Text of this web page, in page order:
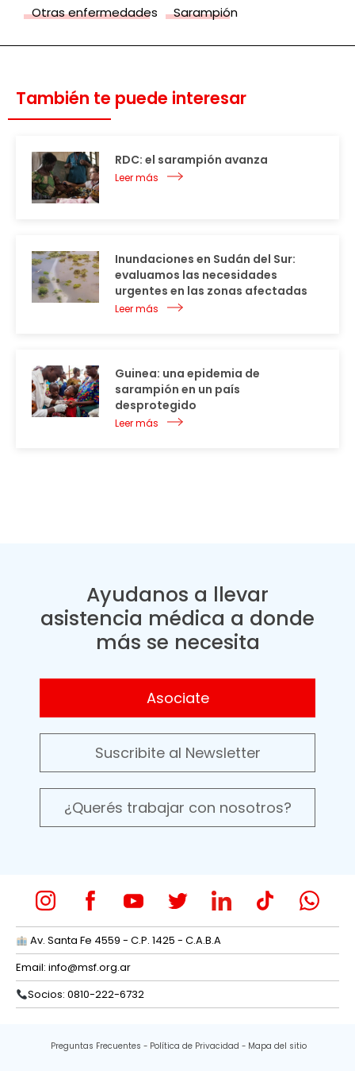
Otras enfermedades Sarampión
También te puede interesar
RDC: el sarampión avanza
Leer más
Inundaciones en Sudán del Sur:
evaluamos las necesidades
urgentes en las zonas afectadas
Leer más
Guinea: una epidemia de
sarampión en un país
desprotegido
Leer más
Ayudanos a llevar
asistencia médica a donde
más se necesita
Asociate
Suscribite al Newsletter
¿Querés trabajar con nosotros?
Av. Santa Fe 4559 - C.P. 1425 - C.A.B.A
Email: info@msf.org.ar
Socios: 0810-222-6732
Preguntas Frecuentes Política de Privacidad Mapa del sitio